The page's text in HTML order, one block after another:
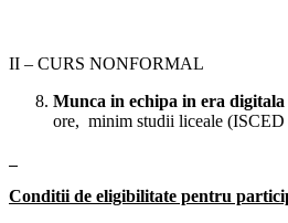
II – CURS NONFORMAL
Munca in echipa in era digitala
ore, minim studii liceale (ISCED
Conditii de eligibilitate pentru